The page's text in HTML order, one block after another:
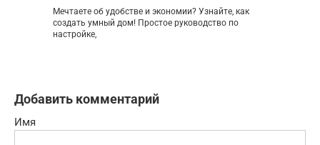
Мечтаете об удобстве и экономии? Узнайте, как
создать умный дом! Простое руководство по
настройке,
Добавить комментарий
Имя